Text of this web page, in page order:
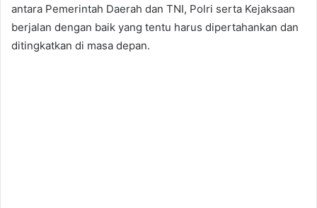
antara Pemerintah Daerah dan TNI, Polri serta Kejaksaan
berjalan dengan baik yang tentu harus dipertahankan dan
ditingkatkan di masa depan.